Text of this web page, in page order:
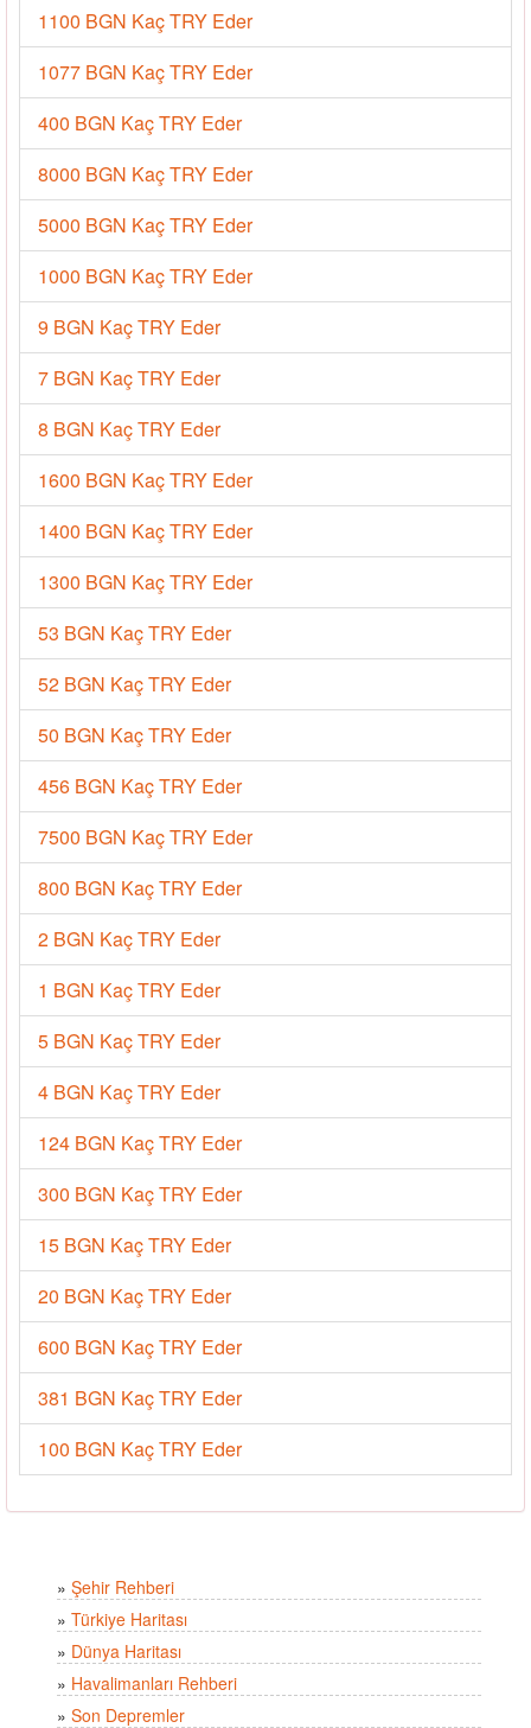
1100 BGN Kaç TRY Eder
1077 BGN Kaç TRY Eder
400 BGN Kaç TRY Eder
8000 BGN Kaç TRY Eder
5000 BGN Kaç TRY Eder
1000 BGN Kaç TRY Eder
9 BGN Kaç TRY Eder
7 BGN Kaç TRY Eder
8 BGN Kaç TRY Eder
1600 BGN Kaç TRY Eder
1400 BGN Kaç TRY Eder
1300 BGN Kaç TRY Eder
53 BGN Kaç TRY Eder
52 BGN Kaç TRY Eder
50 BGN Kaç TRY Eder
456 BGN Kaç TRY Eder
7500 BGN Kaç TRY Eder
800 BGN Kaç TRY Eder
2 BGN Kaç TRY Eder
1 BGN Kaç TRY Eder
5 BGN Kaç TRY Eder
4 BGN Kaç TRY Eder
124 BGN Kaç TRY Eder
300 BGN Kaç TRY Eder
15 BGN Kaç TRY Eder
20 BGN Kaç TRY Eder
600 BGN Kaç TRY Eder
381 BGN Kaç TRY Eder
100 BGN Kaç TRY Eder
» Şehir Rehberi
» Türkiye Haritası
» Dünya Haritası
» Havalimanları Rehberi
» Son Depremler